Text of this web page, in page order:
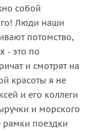
собой
Люди наши
потомство,
- это по
и смотрят на
красоты я не
и его коллеги
и морского
рамки поездки